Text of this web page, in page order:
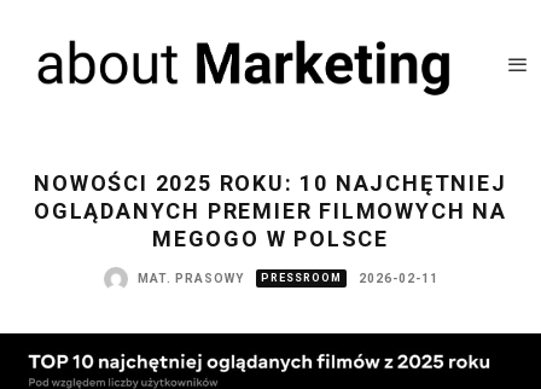
NOWOŚCI 2025 ROKU: 10 NAJCHĘTNIEJ
OGLĄDANYCH PREMIER FILMOWYCH NA
MEGOGO W POLSCE
MAT. PRASOWY PRESSROOM 2026-02-11